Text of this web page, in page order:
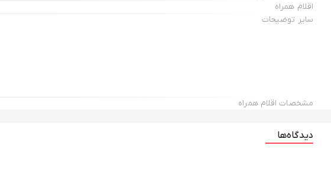
اقلام همراه
سایر توضیحات
مشخصات اقلام همراه
دیدگاه‌ها